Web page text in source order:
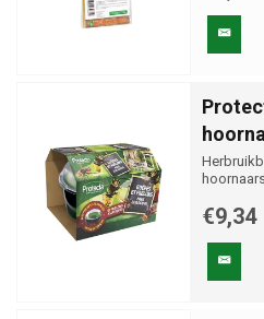
€9,34